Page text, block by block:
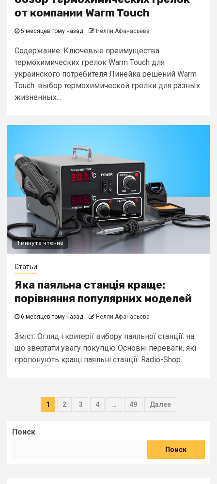
от компании Warm Touch
5 месяцев тому назад Нелли Афанасьева
Содержание: Ключевые преимущества
термохимических грелок Warm Touch для
украинского потребителя Линейка решений Warm
Touch: выбор термохимической грелки для разных
жизненных...
1 минута чтение
Статьи
Яка паяльна станція краще:
порівняння популярних моделей
6 месяцев тому назад Нелли Афанасьева
Зміст: Огляд і критерії вибору паяльної станції: на
що звертати увагу покупцю Основні переваги, які
пропонують кращі паяльні станції: Radio-Shop...
Навигация
1 2 3 4 … 49 Далее
Поиск
Поиск